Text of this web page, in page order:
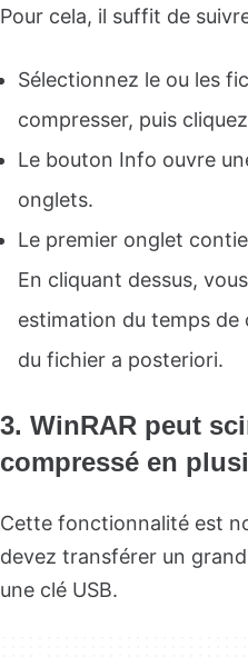
Pour cela, il suffit de
Sélectionnez le ou les
compresser, puis
Le bouton Info ouvre
onglets.
Le premier onglet
En cliquant dessus,
estimation du temps de
du fichier a posteriori.
3. WinRAR peut
compressé en
Cette fonctionnalité est
devez transférer un
une clé USB.